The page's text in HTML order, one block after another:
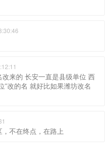
来的 长安一直是县级单位 西
”改的名 就好比如果潍坊改名
不在终点，在路上